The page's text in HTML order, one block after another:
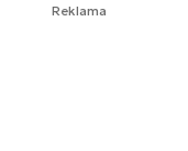
Reklama